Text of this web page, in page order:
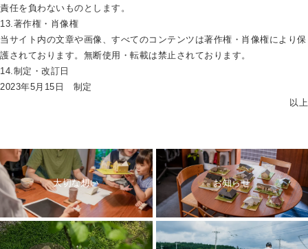
責任を負わないものとします。
13.著作権・肖像権
当サイト内の文章や画像、すべてのコンテンツは著作権・肖像権により保
護されております。無断使用・転載は禁止されております。
14.制定・改訂日
2023年5月15日 制定
以上
大切な想い お知らせ